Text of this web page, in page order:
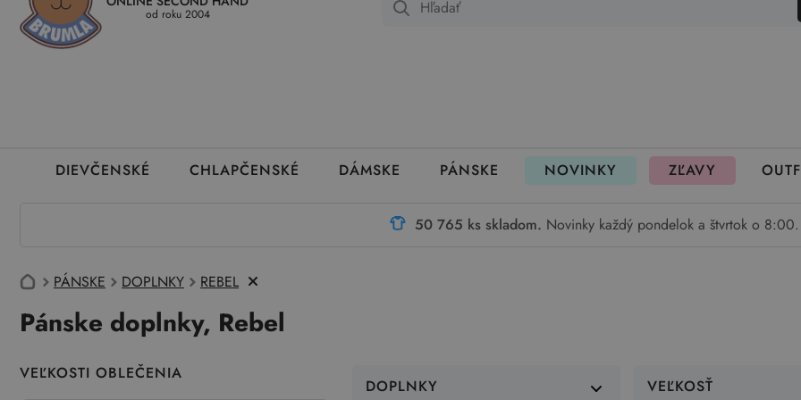
Kedy a ako dostanem tovar Ako môžem vrátiť oblečenie Ako fungujú rezervácie
od roku 2004
DIEVČENSKÉ CHLAPČENSKÉ DÁMSKE PÁNSKE NOVINKY ZĽAVY
50 765 ks skladom. Novinky každý pondelok a štvrtok o 8:00.
PÁNSKE DOPLNKY REBEL
Pánske doplnky, Rebel
VEĽKOSTI OBLEČENIA
DOPLNKY VEĽKOSŤ